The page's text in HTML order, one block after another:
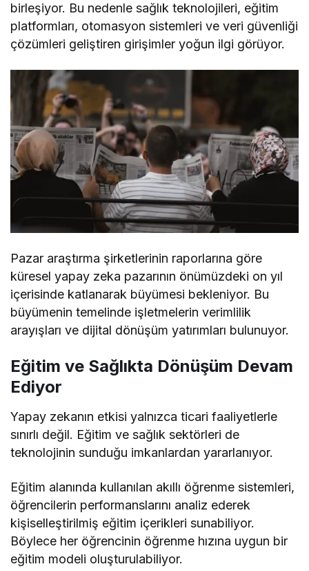
birleşiyor. Bu nedenle sağlık teknolojileri, eğitim
platformları, otomasyon sistemleri ve veri güvenliği
çözümleri geliştiren girişimler yoğun ilgi görüyor.
Pazar araştırma şirketlerinin raporlarına göre
küresel yapay zeka pazarının önümüzdeki on yıl
içerisinde katlanarak büyümesi bekleniyor. Bu
büyümenin temelinde işletmelerin verimlilik
arayışları ve dijital dönüşüm yatırımları bulunuyor.
Eğitim ve Sağlıkta Dönüşüm Devam
Ediyor
Yapay zekanın etkisi yalnızca ticari faaliyetlerle
sınırlı değil. Eğitim ve sağlık sektörleri de
teknolojinin sunduğu imkanlardan yararlanıyor.
Eğitim alanında kullanılan akıllı öğrenme sistemleri,
öğrencilerin performanslarını analiz ederek
kişiselleştirilmiş eğitim içerikleri sunabiliyor.
Böylece her öğrencinin öğrenme hızına uygun bir
eğitim modeli oluşturulabiliyor.